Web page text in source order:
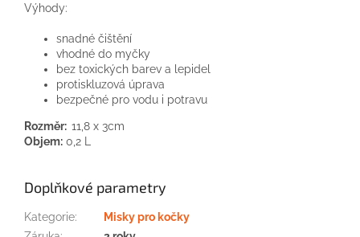
Výhody:
snadné čištění
vhodné do myčky
bez toxických barev a lepidel
protiskluzová úprava
bezpečné pro vodu i potravu
Rozměr: 11,8 x 3cm
Objem: 0,2 L
Doplňkové parametry
Kategorie:
Misky pro kočky